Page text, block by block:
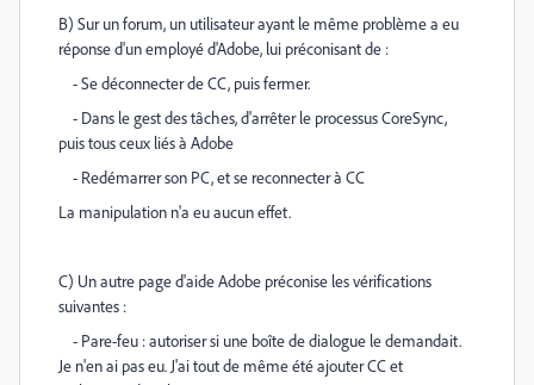
B) Sur un forum, un utilisateur ayant le même problème a eu
réponse d'un employé d'Adobe, lui préconisant de :
- Se déconnecter de CC, puis fermer.
- Dans le gest des tâches, d'arrêter le processus CoreSync,
puis tous ceux liés à Adobe
- Redémarrer son PC, et se reconnecter à CC
La manipulation n'a eu aucun effet.
C) Un autre page d'aide Adobe préconise les vérifications
suivantes :
- Pare-feu : autoriser si une boîte de dialogue le demandait.
Je n'en ai pas eu. J'ai tout de même été ajouter CC et